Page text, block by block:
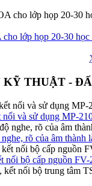
lớp họp 20-30
KỸ THUẬT -
nối và sử dụng MP-
rõ của âm thành
nối bộ cấp nguồn FV-